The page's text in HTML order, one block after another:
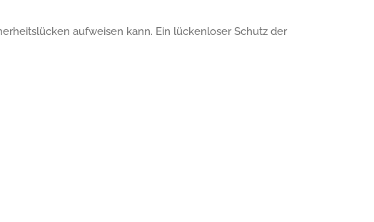
aufweisen kann. Ein lückenloser Schutz der